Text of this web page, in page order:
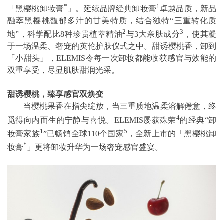
「黑樱桃卸妆膏* 」。延续品牌经典卸妆膏1 卓越品质，新品
融萃黑樱桃馥郁多汁的甘美特质，结合独特“三重转化质
地”，科学配比8种珍贵植萃精油2与3大亲肤成分3 ，使其凝
于一场温柔、奢宠的英伦护肤仪式之中。甜诱樱桃香，卸到
「小甜头」，ELEMIS令每一次卸妆都能收获感官与效能的
双重享受，尽显肌肤甜润光采。
甜诱樱桃，臻享感官双焕变
当樱桃果香在指尖绽放，当三重质地温柔溶解倦意，终
觅得向内而生的宁静与喜悦。ELEMIS屡获殊荣4的经典“卸
妆膏家族1 ”已畅销全球110个国家5 ，全新上市的「黑樱桃卸
妆膏* 」更将卸妆升华为一场奢宠感官盛宴。